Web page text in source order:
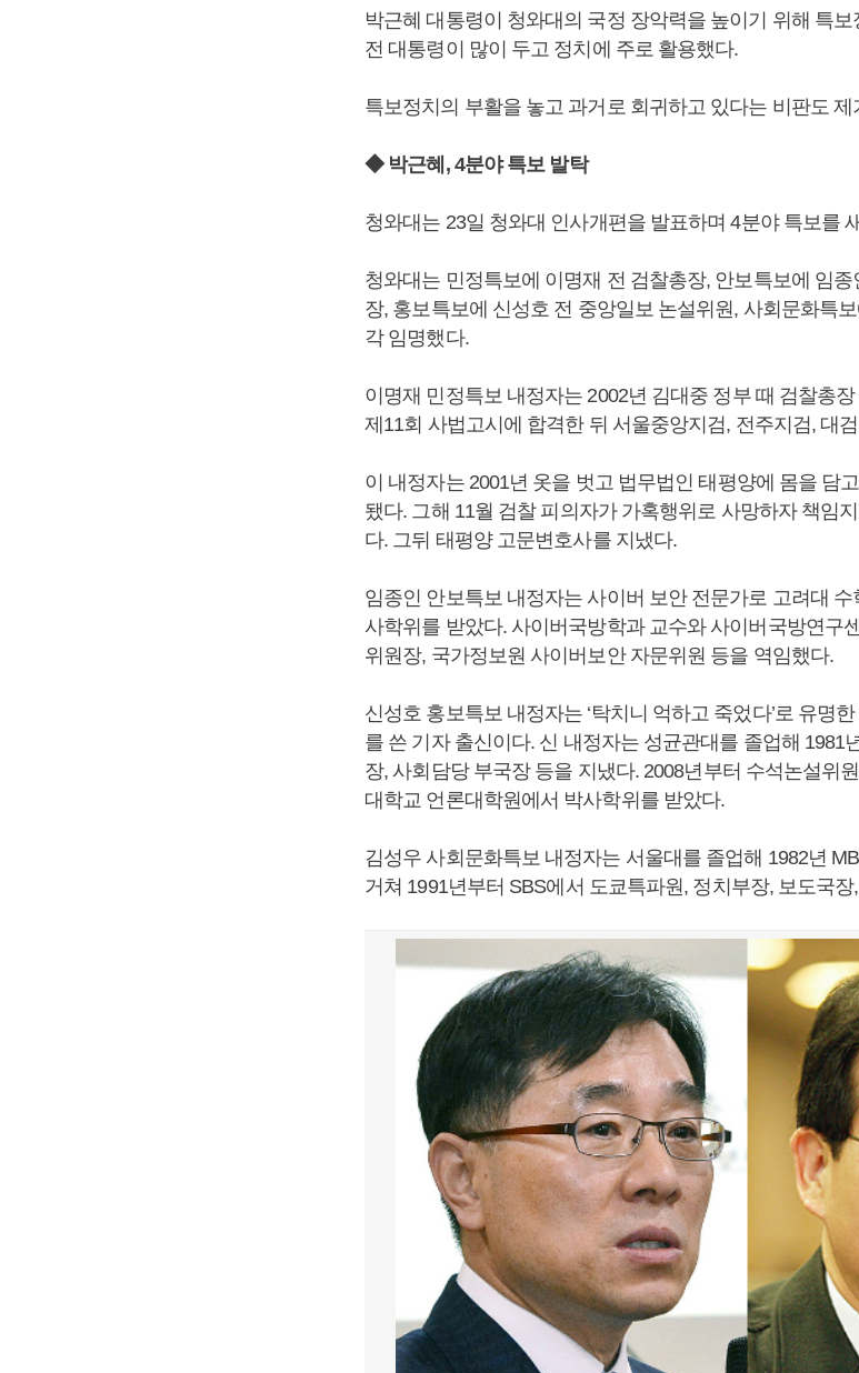
박근혜 대통령이 청와대의 국정 장악력을 높이기 위해 특
전 대통령이 많이 두고 정치에 주로 활용했다.
특보정치의 부활을 놓고 과거로 회귀하고 있다는 비판도 제
◆ 박근혜, 4분야 특보 발탁
청와대는 23일 청와대 인사개편을 발표하며 4분야 특보를
청와대는 민정특보에 이명재 전 검찰총장, 안보특보에 임
장, 홍보특보에 신성호 전 중앙일보 논설위원, 사회문화특
각 임명했다.
이명재 민정특보 내정자는 2002년 김대중 정부 때 검찰총
제11회 사법고시에 합격한 뒤 서울중앙지검, 전주지검, 대
이 내정자는 2001년 옷을 벗고 법무법인 태평양에 몸을 담
됐다. 그해 11월 검찰 피의자가 가혹행위로 사망하자 책임
다. 그뒤 태평양 고문변호사를 지냈다.
임종인 안보특보 내정자는 사이버 보안 전문가로 고려대
사학위를 받았다. 사이버국방학과 교수와 사이버국방연구
위원장, 국가정보원 사이버보안 자문위원 등을 역임했다.
신성호 홍보특보 내정자는 ‘탁치니 억하고 죽었다’로 유명
를 쓴 기자 출신이다. 신 내정자는 성균관대를 졸업해 1981
장, 사회담당 부국장 등을 지냈다. 2008년부터 수석논설위
대학교 언론대학원에서 박사학위를 받았다.
김성우 사회문화특보 내정자는 서울대를 졸업해 1982년
거쳐 1991년부터 SBS에서 도쿄특파원, 정치부장, 보도국